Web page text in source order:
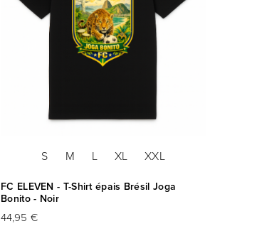
S M L XL XXL
FC ELEVEN - T-Shirt épais Brésil Joga
Bonito - Noir
44,95 €